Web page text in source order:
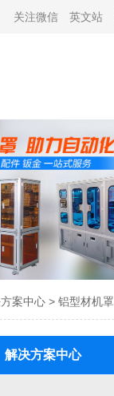
关注微信 英文站
案中心 >铝型材机罩
解决方案中心